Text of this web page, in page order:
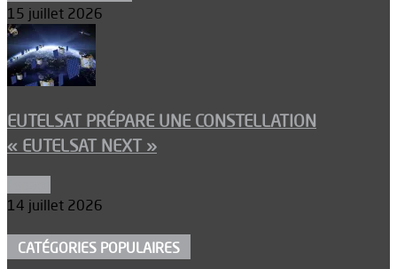
15 juillet 2026
EUTELSAT PRÉPARE UNE CONSTELLATION
« EUTELSAT NEXT »
14 juillet 2026
CATÉGORIES POPULAIRES